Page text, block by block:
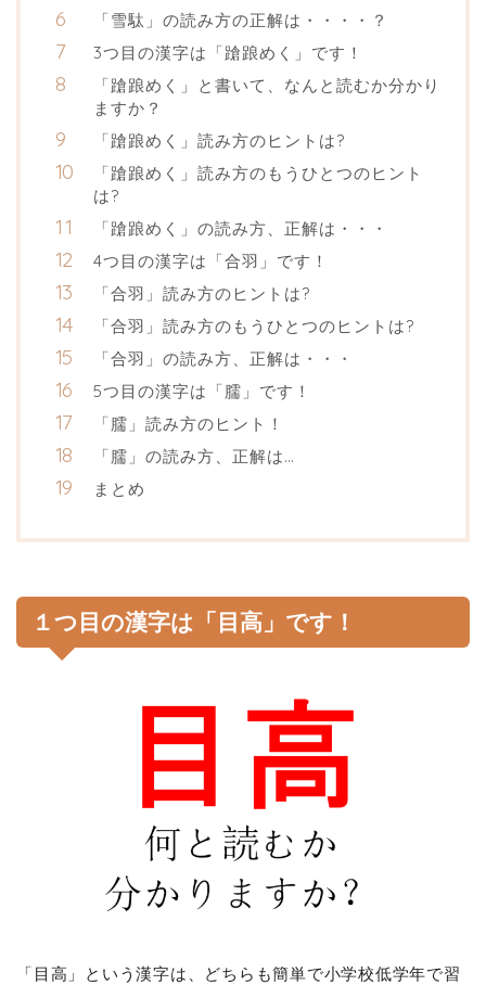
「雪駄」の読み方の正解は・・・・？
3つ目の漢字は「蹌踉めく」です！
「蹌踉めく」と書いて、なんと読むか分かり
ますか？
「蹌踉めく」読み方のヒントは?
「蹌踉めく」読み方のもうひとつのヒント
は?
「蹌踉めく」の読み方、正解は・・・
4つ目の漢字は「合羽」です！
「合羽」読み方のヒントは?
「合羽」読み方のもうひとつのヒントは?
「合羽」の読み方、正解は・・・
5つ目の漢字は「臑」です！
「臑」読み方のヒント！
「臑」の読み方、正解は…
まとめ
１つ目の漢字は「目高」です！
「目高」という漢字は、どちらも簡単で小学校低学年で習